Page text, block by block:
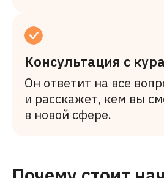
Консультация с
Он ответит на все
и расскажет, кем вы
в новой сфере.